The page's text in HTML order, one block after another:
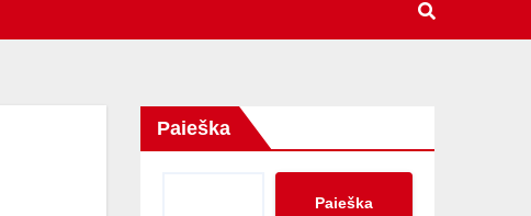
Paieška
Paieška